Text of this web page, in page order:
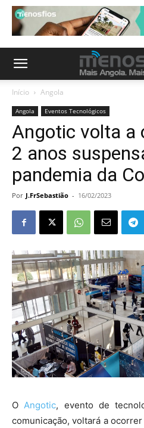
Início Angola
Angola Eventos Tecnológicos
Angotic volta a
2 anos
pandemia da
Por J.FrSebastião - 16/02/2023
O Angotic, evento de
comunicação, voltará a